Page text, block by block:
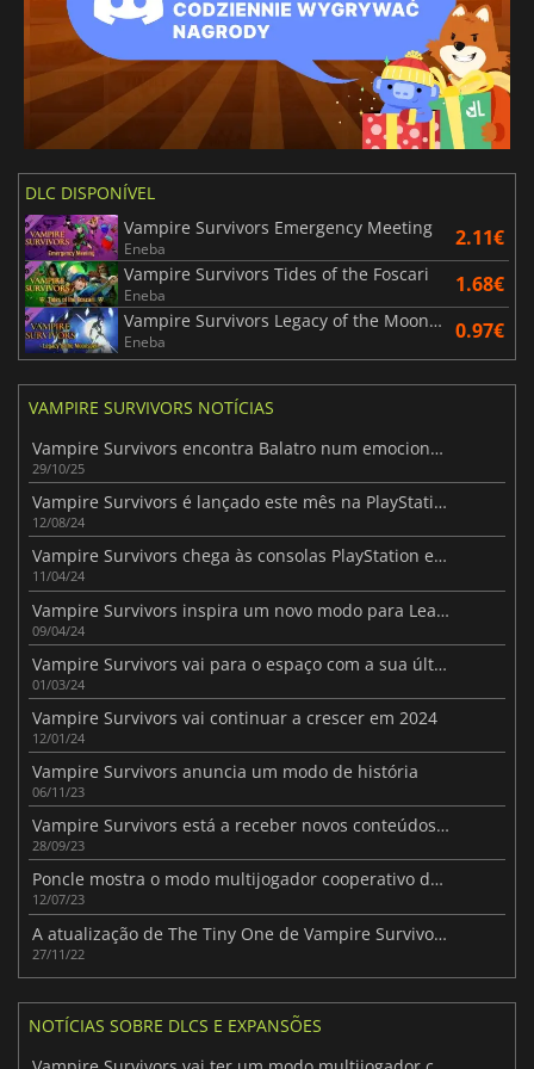
DLC DISPONÍVEL
Vampire Survivors Emergency Meeting
Eneba 2.11€
Vampire Survivors Tides of the Foscari
Eneba 1.68€
Vampire Survivors Legacy of the Moonspell
Eneba 0.97€
VAMPIRE SURVIVORS NOTÍCIAS
Vampire Survivors encontra Balatro num emocionante crossover indie
29/10/25
Vampire Survivors é lançado este mês na PlayStation
12/08/24
Vampire Survivors chega às consolas PlayStation este verão
11/04/24
Vampire Survivors inspira um novo modo para League of Legends
09/04/24
Vampire Survivors vai para o espaço com a sua última atualização
01/03/24
Vampire Survivors vai continuar a crescer em 2024
12/01/24
Vampire Survivors anuncia um modo de história
06/11/23
Vampire Survivors está a receber novos conteúdos gratuitos
28/09/23
Poncle mostra o modo multijogador cooperativo de Vampire Survivors
12/07/23
A atualização de The Tiny One de Vampire Survivors inclui a ponte da desgraça
27/11/22
NOTÍCIAS SOBRE DLCS E EXPANSÕES